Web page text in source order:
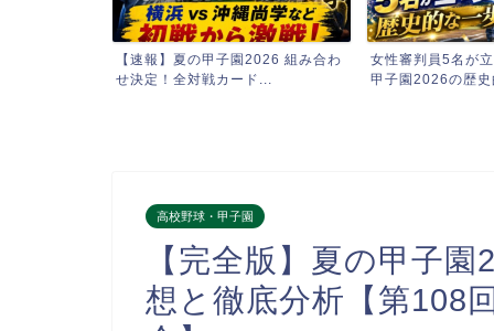
女性審判員5名が立つ夏｜第108回
甲子園2026の歴史的...
【夏の甲子園
選会はいつ・何時
高校野球・甲子園
【完全版】夏の甲子
想と徹底分析【第108